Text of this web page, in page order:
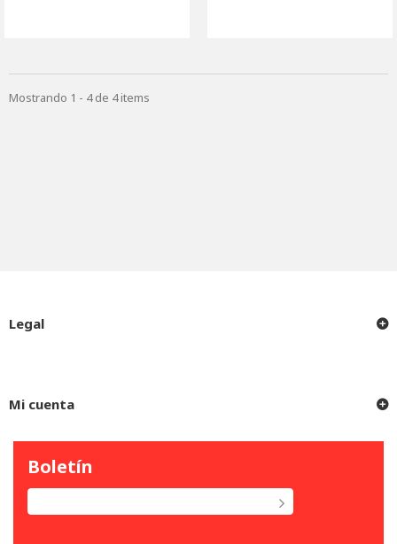
Mostrando 1 - 4 de 4 items
Legal
Mi cuenta
Boletín